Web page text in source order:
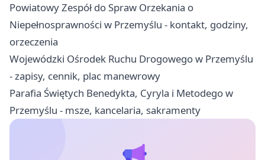
Powiatowy Zespół do Spraw Orzekania o
Niepełnosprawności w Przemyślu - kontakt, godziny,
orzeczenia
Wojewódzki Ośrodek Ruchu Drogowego w Przemyślu
- zapisy, cennik, plac manewrowy
Parafia Świętych Benedykta, Cyryla i Metodego w
Przemyślu - msze, kancelaria, sakramenty